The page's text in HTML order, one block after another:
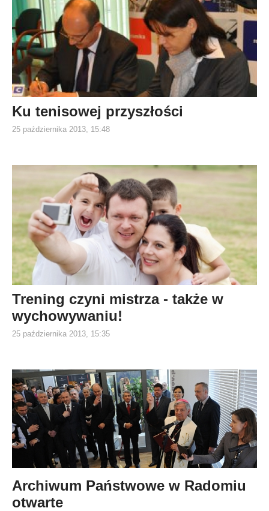
Ku tenisowej przyszłości
25 października 2013, 15:48
Trening czyni mistrza - także w
wychowywaniu!
25 października 2013, 15:35
Archiwum Państwowe w Radomiu
otwarte